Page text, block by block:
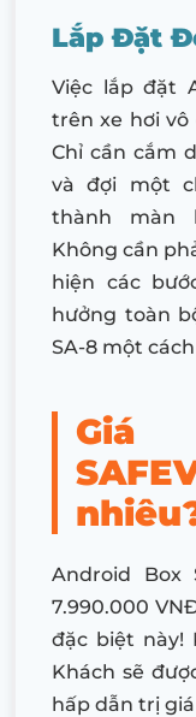
Lắp Đặt
Việc lắp đặt
trên xe hơi
Chỉ cần cắm
và đợi một
thành màn
Không cần
hiện các
hưởng toàn
SA-8 một
Giá
Android Box
7.990.000
đặc biệt này!
Khách sẽ
hấp dẫn trị